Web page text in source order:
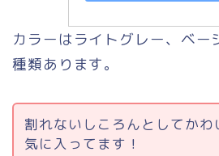
カラーはライトグレー、ベー
種類あります。
割れないしころんとしてかわ
気に入ってます！